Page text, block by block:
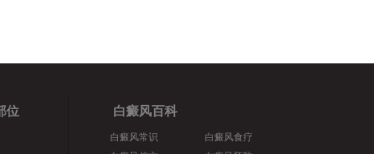
位 白癜风百科
白癜风常识
白癜风食疗